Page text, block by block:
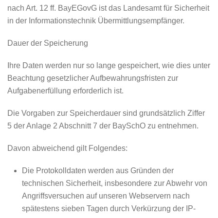
nach Art. 12 ff. BayEGovG ist das Landesamt für Sicherheit
in der Informationstechnik Übermittlungsempfänger.
Dauer der Speicherung
Ihre Daten werden nur so lange gespeichert, wie dies unter
Beachtung gesetzlicher Aufbewahrungsfristen zur
Aufgabenerfüllung erforderlich ist.
Die Vorgaben zur Speicherdauer sind grundsätzlich Ziffer
5 der Anlage 2 Abschnitt 7 der BaySchO zu entnehmen.
Davon abweichend gilt Folgendes:
Die Protokolldaten werden aus Gründen der
technischen Sicherheit, insbesondere zur Abwehr von
Angriffsversuchen auf unseren Webservern nach
spätestens sieben Tagen durch Verkürzung der IP-